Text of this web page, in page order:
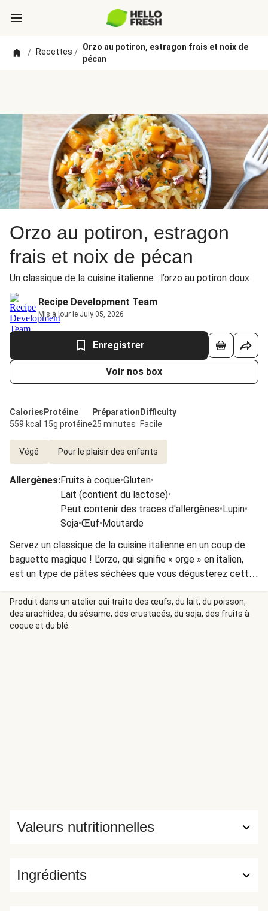
/ Recettes /
Orzo au potiron, estragon frais et noix de
pécan
Orzo au potiron, estragon
frais et noix de pécan
Un classique de la cuisine italienne : l’orzo au potiron doux
Recipe Development Team
Mis à jour le July 05, 2026
Enregistrer
Voir nos box
Calories
559 kcal
Protéine
15g protéine
Préparation
25 minutes
Difficulty
Facile
Végé Pour le plaisir des enfants
Allergènes:Fruits à coque•Gluten•
Lait (contient du lactose)•
Peut contenir des traces d'allergènes•Lupin•
Soja•Œuf•Moutarde
Servez un classique de la cuisine italienne en un coup de
baguette magique ! L’orzo, qui signifie « orge » en italien,
est un type de pâtes séchées que vous dégusterez cette
semaine avec du potiron délicieusement doux. Pour vous
faciliter la tâche et accélérer la préparation, nous l’avons
déjà préparé et coupé en dés. Garnissez de délicieux
estragon et de noix de pécan.
Produit dans un atelier qui traite des œufs, du lait, du poisson,
des arachides, du sésame, des crustacés, du soja, des fruits à
coque et du blé.
Ingrédients
Valeurs nutritionnelles